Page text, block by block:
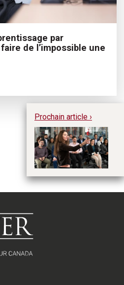
par
de l’impossible une
Prochain article ›